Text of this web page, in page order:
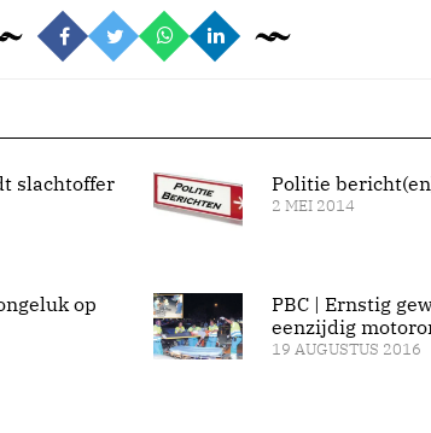
slachtoffer
op
Politie
2 MEI 2014
PBC | Ernstig
eenzijdig
19 AUGUSTUS 2016